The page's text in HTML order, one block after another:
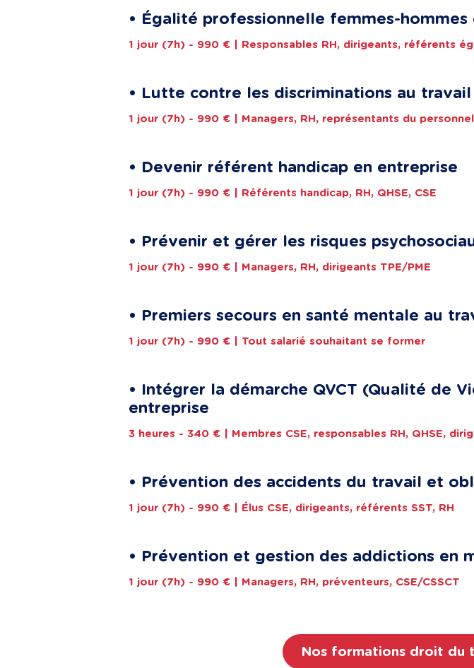
• Égalité professionnelle femmes-
1 jour (7h) - 990 € | Responsables RH, dirigeants, référents
• Lutte contre les discriminations au
1 jour (7h) - 990 € | Managers, RH, représentants du personnel
• Devenir référent handicap en entreprise
1 jour (7h) - 990 € | Référents handicap, RH, QHSE, CSE
• Prévenir et gérer les risques
1 jour (7h) - 990 € | Managers, RH, dirigeants TPE/PME
• Premiers secours en santé mentale au
1 jour (7h) - 990 € | Tout salarié souhaitant se former
• Intégrer la démarche QVCT (Qualité de
entreprise
3 heures - 340 € | Membres CSE, responsables RH, QHSE,
• Prévention des accidents du travail et
1 jour (7h) - 990 € | Élus CSE, dirigeants, référents SST, RH
• Prévention et gestion des addictions en
1 jour (7h) - 990 € | Managers, RH, préventeurs, CSE/CSSCT
Nos formations droit du